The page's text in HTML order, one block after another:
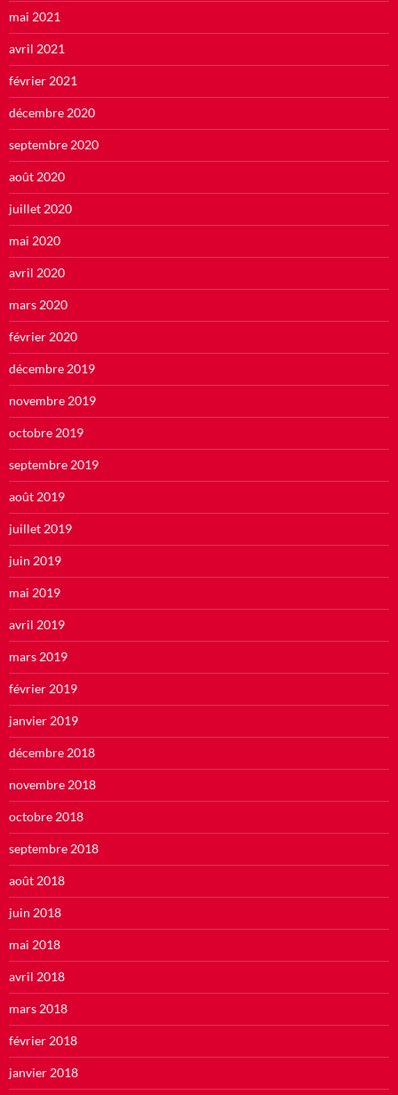
mai 2021
avril 2021
février 2021
décembre 2020
septembre 2020
août 2020
juillet 2020
mai 2020
avril 2020
mars 2020
février 2020
décembre 2019
novembre 2019
octobre 2019
septembre 2019
août 2019
juillet 2019
juin 2019
mai 2019
avril 2019
mars 2019
février 2019
janvier 2019
décembre 2018
novembre 2018
octobre 2018
septembre 2018
août 2018
juin 2018
mai 2018
avril 2018
mars 2018
février 2018
janvier 2018